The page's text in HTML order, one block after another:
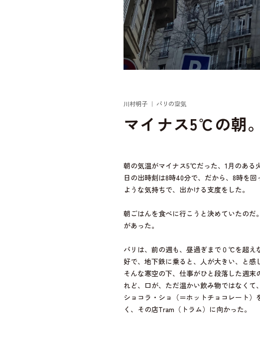
川村明子 ｜ パリの空気
マイナス5℃の朝。
朝の気温がマイナス5℃だった、1月のある
日の出時刻は8時40分で、だから、8時を
ような気持ちで、出かける支度をした。
朝ごはんを食べに行こうと決めていたの
があった。
パリは、前の週も、昼過ぎまで０℃を超え
好で、地下鉄に乗ると、人が大きい、と感
そんな寒空の下、仕事がひと段落した週
れど、口が、ただ温かい飲み物ではなくて
ショコラ・ショ（＝ホットチョコレート
く、その店Tram（トラム）に向かった。